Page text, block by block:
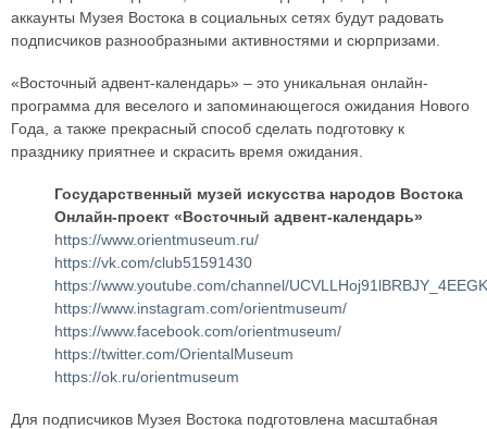
аккаунты Музея Востока в социальных сетях будут радовать
подписчиков разнообразными активностями и сюрпризами.
«Восточный адвент-календарь» – это уникальная онлайн-
программа для веселого и запоминающегося ожидания Нового
Года, а также прекрасный способ сделать подготовку к
празднику приятнее и скрасить время ожидания.
Государственный музей искусства народов Востока
Онлайн-проект «Восточный адвент-календарь»
https://www.orientmuseum.ru/
https://vk.com/club51591430
https://www.youtube.com/channel/
https://www.instagram.com/orientmuseum/
https://www.facebook.com/orientmuseum/
https://twitter.com/OrientalMuseum
https://ok.ru/orientmuseum
Для подписчиков Музея Востока подготовлена масштабная